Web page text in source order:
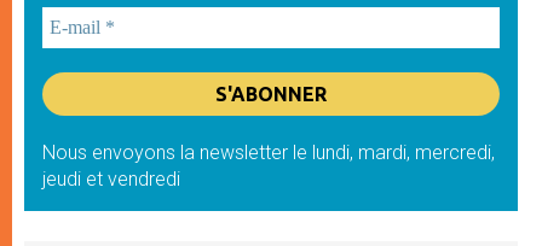
Nous envoyons la newsletter le lundi, mardi, mercredi,
jeudi et vendredi